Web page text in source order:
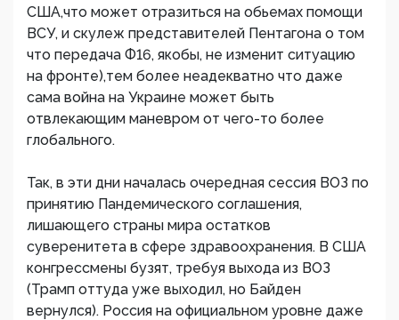
США,что может отразиться на обьемах помощи
ВСУ, и скулеж представителей Пентагона о том
что передача Ф16, якобы, не изменит ситуацию
на фронте),тем более неадекватно что даже
сама война на Украине может быть
отвлекающим маневром от чего-то более
глобального.
Так, в эти дни началась очередная сессия ВОЗ по
принятию Пандемического соглашения,
лишающего страны мира остатков
суверенитета в сфере здравоохранения. В США
конгрессмены бузят, требуя выхода из ВОЗ
(Трамп оттуда уже выходил, но Байден
вернулся). Россия на официальном уровне даже